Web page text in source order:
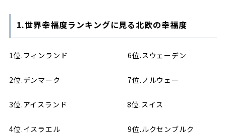
1.世界幸福度ランキングに見る北欧の幸福度
1位.フィンランド 6位.スウェーデン
2位.デンマーク 7位.ノルウェー
3位.アイスランド 8位.スイス
4位.イスラエル 9位.ルクセンブルク